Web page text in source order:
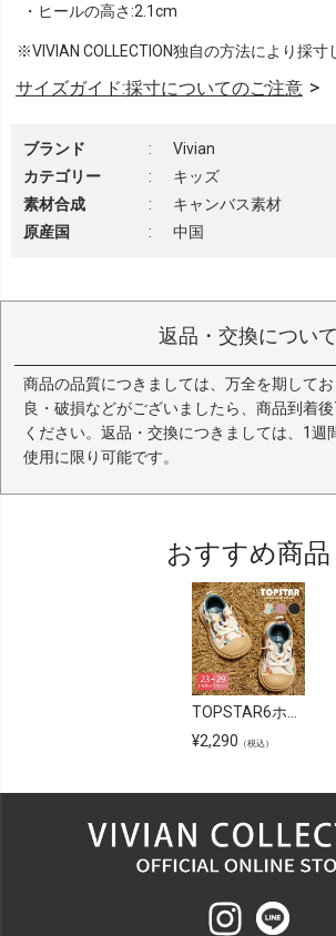
・ヒールの高さ:2.1cm
※VIVIAN COLLECTION独自の方法により採寸
サイズガイド:採寸についてのご注意
ブランド :
Vivian
カテゴリー
:
キッズ
素材合成
:
キャンバス素材
原産国
: 中国
返品・交換について
商品の品質につきましては、万全を期して
良・破損などがございましたら、商品到着
ください。返品・交換につきましては、1週
使用に限り可能です。
おすすめ商品
¥2,290 （税込）